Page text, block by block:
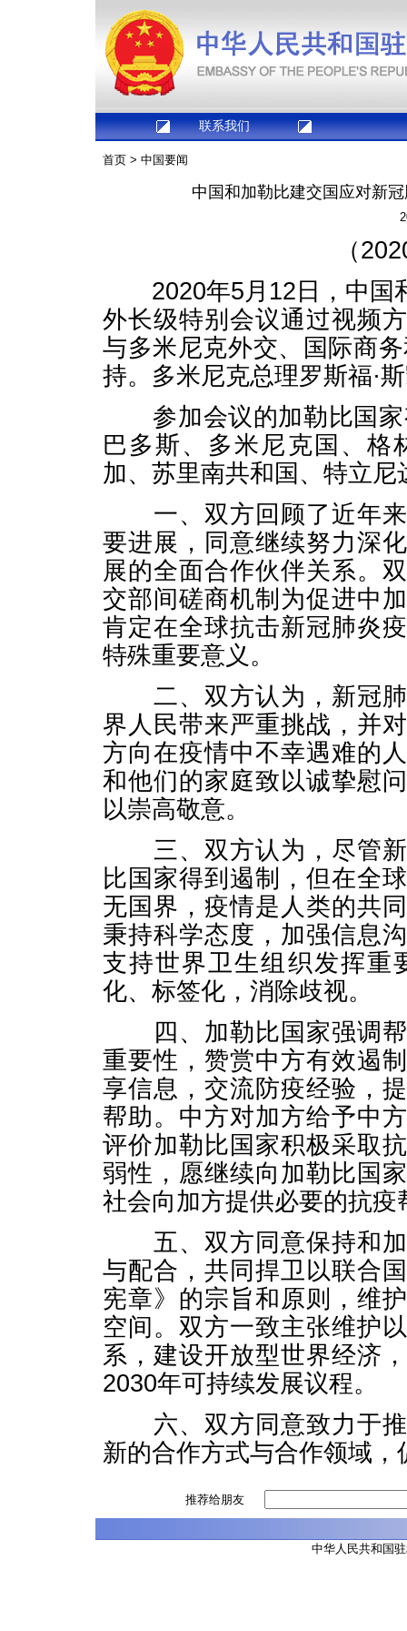
联系我们
首页 > 中国要闻
中国和加勒比建交国应对新
（
2020年5月12日，中国
外长级特别会议通过视频
与多米尼克外交、国际商
持。多米尼克总理罗斯福·
参加会议的加勒比国家
巴多斯、多米尼克国、格
加、苏里南共和国、特立
一、双方回顾了近年来
要进展，同意继续努力深
展的全面合作伙伴关系。
交部间磋商机制为促进中
肯定在全球抗击新冠肺炎
特殊重要意义。
二、双方认为，新冠肺
界人民带来严重挑战，并
方向在疫情中不幸遇难的
和他们的家庭致以诚挚慰
以崇高敬意。
三、双方认为，尽管新
比国家得到遏制，但在全
无国界，疫情是人类的共
秉持科学态度，加强信息
支持世界卫生组织发挥重
化、标签化，消除歧视。
四、加勒比国家强调帮
重要性，赞赏中方有效遏
享信息，交流防疫经验，
帮助。中方对加方给予中
评价加勒比国家积极采取
弱性，愿继续向加勒比国
社会向加方提供必要的抗疫
五、双方同意保持和加
与配合，共同捍卫以联合
宪章》的宗旨和原则，维
空间。双方一致主张维护
系，建设开放型世界经济
2030年可持续发展议程。
六、双方同意致力于推
新的合作方式与合作领域
推荐给朋友
中华人民共和国